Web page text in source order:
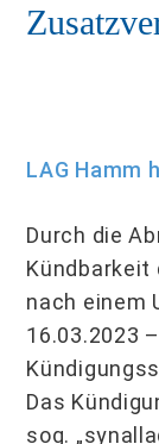
LAG Hamm
Durch die
Kündbarkeit
nach einem
16.03.2023
Das
sog.